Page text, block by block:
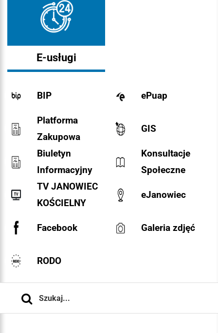
E-usługi
BIP ePuap
Platforma
Zakupowa
GIS
Biuletyn
Informacyjny
Konsultacje
Społeczne
TV JANOWIEC
KOŚCIELNY
eJanowiec
Facebook Galeria zdjęć
RODO